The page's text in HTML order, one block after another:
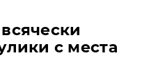
с места